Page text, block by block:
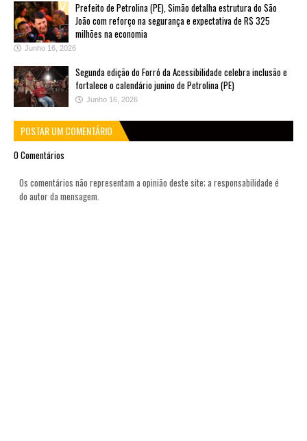
Prefeito de Petrolina (PE), Simão detalha estrutura do São
João com reforço na segurança e expectativa de R$ 325
milhões na economia
Junho 16, 2026
Segunda edição do Forró da Acessibilidade celebra inclusão e
fortalece o calendário junino de Petrolina (PE)
Junho 16, 2026
POSTAR UM COMENTÁRIO
0 Comentários
Os comentários não representam a opinião deste site; a responsabilidade é
do autor da mensagem.